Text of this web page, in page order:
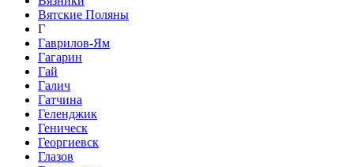
Вятские Поляны
Г
Гаврилов-Ям
Гагарин
Гай
Галич
Гатчина
Геленджик
Геническ
Георгиевск
Глазов